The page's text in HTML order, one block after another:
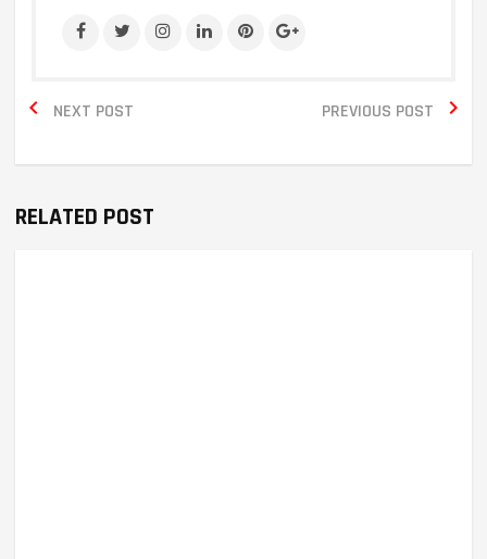
NEXT POST
 PREVIOUS POST 
RELATED POST